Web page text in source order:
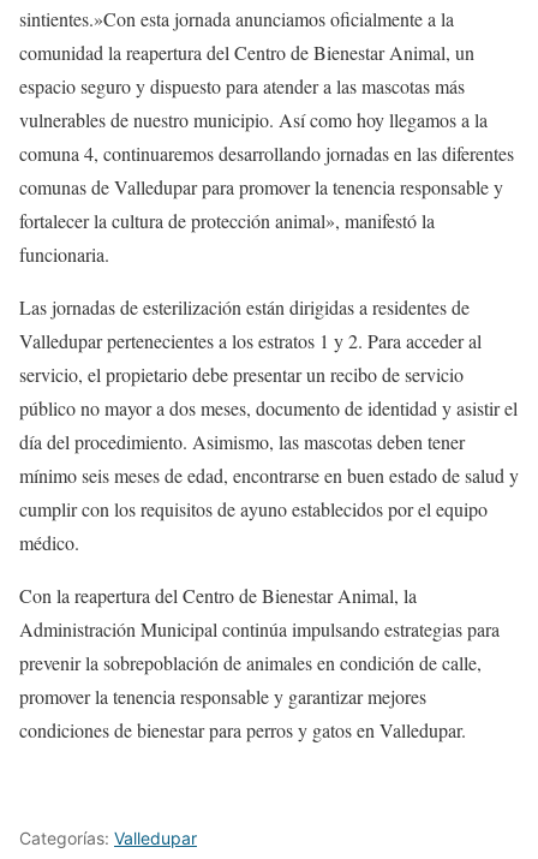
sintientes.»Con esta jornada anunciamos oficialmente a la
comunidad la reapertura del Centro de Bienestar Animal, un
espacio seguro y dispuesto para atender a las mascotas más
vulnerables de nuestro municipio. Así como hoy llegamos a la
comuna 4, continuaremos desarrollando jornadas en las diferentes
comunas de Valledupar para promover la tenencia responsable y
fortalecer la cultura de protección animal», manifestó la
funcionaria.
Las jornadas de esterilización están dirigidas a residentes de
Valledupar pertenecientes a los estratos 1 y 2. Para acceder al
servicio, el propietario debe presentar un recibo de servicio
público no mayor a dos meses, documento de identidad y asistir el
día del procedimiento. Asimismo, las mascotas deben tener
mínimo seis meses de edad, encontrarse en buen estado de salud y
cumplir con los requisitos de ayuno establecidos por el equipo
médico.
Con la reapertura del Centro de Bienestar Animal, la
Administración Municipal continúa impulsando estrategias para
prevenir la sobrepoblación de animales en condición de calle,
promover la tenencia responsable y garantizar mejores
condiciones de bienestar para perros y gatos en Valledupar.
Categorías: Valledupar